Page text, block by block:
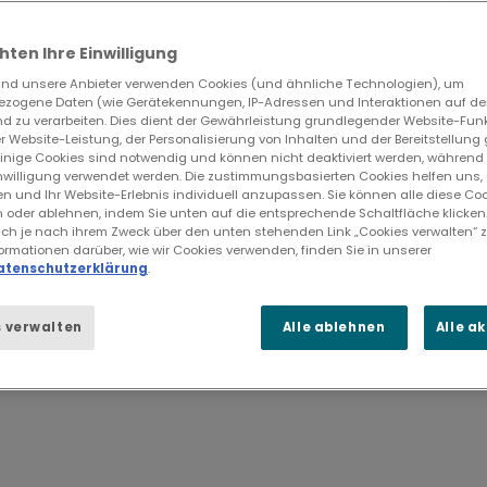
reibungslose
Konstruktions- und Prozessprüfungen –
Ihre Einwilligung
unsere Anbieter verwenden Cookies (und ähnliche Technologien), um
Daten (wie Gerätekennungen, IP-Adressen und Interaktionen auf
zu verarbeiten. Dies dient der Gewährleistung grundlegender Website-
Website-Leistung, der Personalisierung von Inhalten und der Bereitstellung
Cookies sind notwendig und können nicht deaktiviert werden,
verwendet werden. Die zustimmungsbasierten Cookies helfen uns,
und Ihr Website-Erlebnis individuell anzupassen. Sie können alle diese
oder ablehnen, indem Sie unten auf die entsprechende Schaltfläche
je nach ihrem Zweck über den unten stehenden Link „Cookies verwalten“
darüber, wie wir Cookies verwenden, finden Sie in unserer
.
verwalten Alle ablehnen Alle